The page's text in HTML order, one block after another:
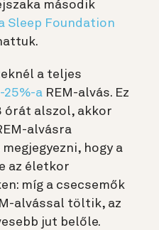
második
Sleep Foundation
a teljes
25%-a REM-alvás. Ez
órát alszol, akkor
alvásra
hogy a
az életkor
míg a csecsemők
alvással töltik, az
jut belőle.